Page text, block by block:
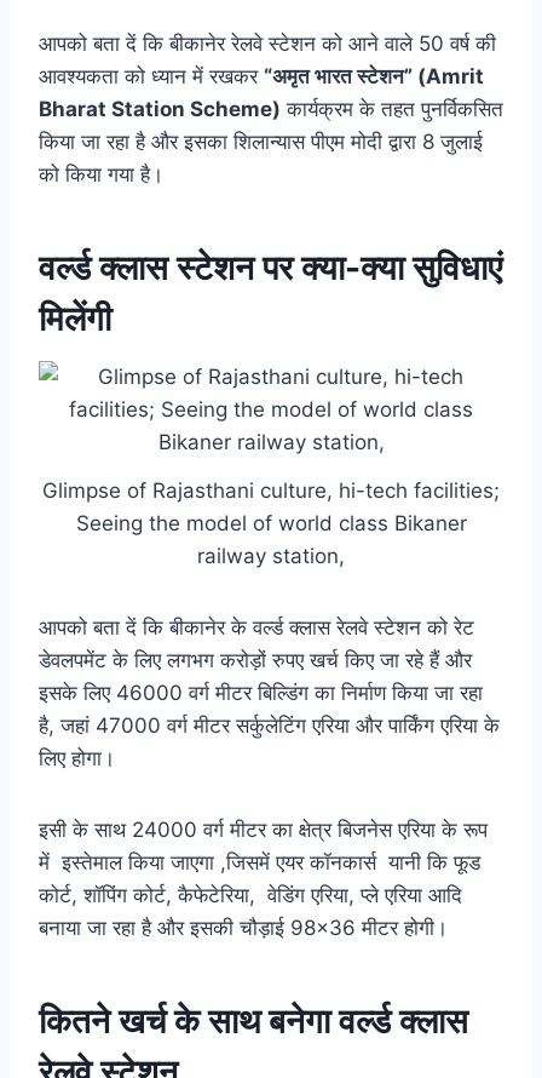
आपको बता दें कि बीकानेर रेलवे स्टेशन को आने वाले 50 वर्ष की
आवश्यकता को ध्यान में रखकर “अमृत भारत स्टेशन” (Amrit
Bharat Station Scheme) कार्यक्रम के तहत पुनर्विकसित
किया जा रहा है और इसका शिलान्यास पीएम मोदी द्वारा 8 जुलाई
को किया गया है।
वर्ल्ड क्लास स्टेशन पर क्या-क्या सुविधाएं
मिलेंगी
Glimpse of Rajasthani culture, hi-tech facilities;
Seeing the model of world class Bikaner
railway station,
आपको बता दें कि बीकानेर के वर्ल्ड क्लास रेलवे स्टेशन को रेट
डेवलपमेंट के लिए लगभग करोड़ों रुपए खर्च किए जा रहे हैं और
इसके लिए 46000 वर्ग मीटर बिल्डिंग का निर्माण किया जा रहा
है, जहां 47000 वर्ग मीटर सर्कुलेटिंग एरिया और पार्किंग एरिया के
लिए होगा।
इसी के साथ 24000 वर्ग मीटर का क्षेत्र बिजनेस एरिया के रूप
में इस्तेमाल किया जाएगा ,जिसमें एयर कॉनकार्स यानी कि फूड
कोर्ट, शॉपिंग कोर्ट, कैफेटेरिया, वेडिंग एरिया, प्ले एरिया आदि
बनाया जा रहा है और इसकी चौड़ाई 98×36 मीटर होगी।
कितने खर्च के साथ बनेगा वर्ल्ड क्लास